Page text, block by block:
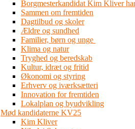
Borgmesterkandidat Kim Kliver
Sammen om fremtiden
Dagtilbud og skoler
Ældre og sundhed
Familier, børn og unge
Klima og natur
Tryghed og beredskab
Kultur, idræt og fritid
Økonomi og styring
Erhverv og iværksætteri
Innovation for fremtiden
Lokalplan og byudvikling
Mød kandidaterne KV25
Kim Kliver